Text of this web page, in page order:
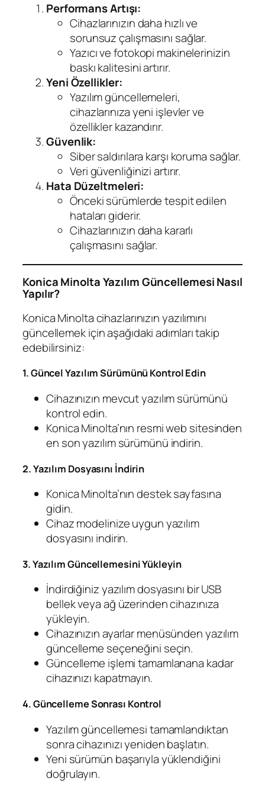
Performans Artışı:
Cihazlarınızın daha hızlı ve
sorunsuz çalışmasını sağlar.
Yazıcı ve fotokopi makinelerinizin
baskı kalitesini artırır.
Yeni Özellikler:
Yazılım güncellemeleri,
cihazlarınıza yeni işlevler ve
özellikler kazandırır.
Güvenlik:
Siber saldırılara karşı koruma sağlar.
Veri güvenliğinizi artırır.
Hata Düzeltmeleri:
Önceki sürümlerde tespit edilen
hataları giderir.
Cihazlarınızın daha kararlı
çalışmasını sağlar.
Konica Minolta Yazılım Güncellemesi Nasıl
Yapılır?
Konica Minolta cihazlarınızın yazılımını
güncellemek için aşağıdaki adımları takip
edebilirsiniz:
1. Güncel Yazılım Sürümünü Kontrol Edin
Cihazınızın mevcut yazılım sürümünü
kontrol edin.
Konica Minolta’nın resmi web sitesinden
en son yazılım sürümünü indirin.
2. Yazılım Dosyasını İndirin
Konica Minolta’nın destek sayfasına
gidin.
Cihaz modelinize uygun yazılım
dosyasını indirin.
3. Yazılım Güncellemesini Yükleyin
İndirdiğiniz yazılım dosyasını bir USB
bellek veya ağ üzerinden cihazınıza
yükleyin.
Cihazınızın ayarlar menüsünden yazılım
güncelleme seçeneğini seçin.
Güncelleme işlemi tamamlanana kadar
cihazınızı kapatmayın.
4. Güncelleme Sonrası Kontrol
Yazılım güncellemesi tamamlandıktan
sonra cihazınızı yeniden başlatın.
Yeni sürümün başarıyla yüklendiğini
doğrulayın.